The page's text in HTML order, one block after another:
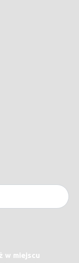
w miejscu